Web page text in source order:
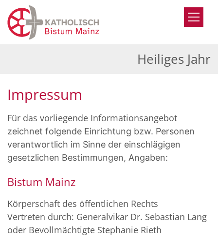
Zum Inhalt springen
Heiliges Jahr
Impressum
Für das vorliegende Informationsangebot
zeichnet folgende Einrichtung bzw. Personen
verantwortlich im Sinne der einschlägigen
gesetzlichen Bestimmungen, Angaben:
Bistum Mainz
Körperschaft des öffentlichen Rechts
Vertreten durch: Generalvikar Dr. Sebastian Lang
oder Bevollmächtigte Stephanie Rieth